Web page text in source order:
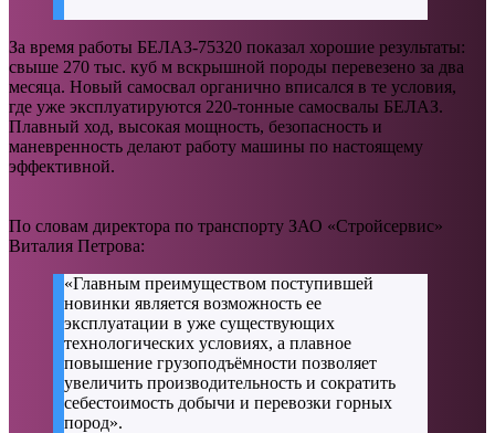
За время работы БЕЛАЗ-75320 показал хорошие результаты:
свыше 270 тыс. куб м вскрышной породы перевезено за два
месяца. Новый самосвал органично вписался в те условия,
где уже эксплуатируются 220-тонные самосвалы БЕЛАЗ.
Плавный ход, высокая мощность, безопасность и
маневренность делают работу машины по настоящему
эффективной.
По словам директора по транспорту ЗАО «Стройсервис»
Виталия Петрова:
«Главным преимуществом поступившей
новинки является возможность ее
эксплуатации в уже существующих
технологических условиях, а плавное
повышение грузоподъёмности позволяет
увеличить производительность и сократить
себестоимость добычи и перевозки горных
пород».